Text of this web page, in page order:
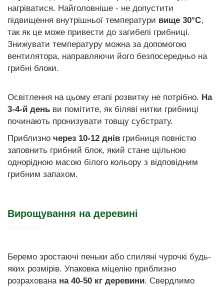
нагріватися. Найголовніше - не допустити
підвищення внутрішньої температури вище 30°С,
так як це може привести до загибелі грибниці.
Знижувати температуру можна за допомогою
вентилятора, направляючи його безпосередньо на
грибні блоки.
Освітлення на цьому етапі розвитку не потрібно. На
3-4-й день ви помітите, як біляві нитки грибниці
починають пронизувати товщу субстрату.
Приблизно через 10-12 днів грибниця повністю
заповнить грибний блок, який стане щільною
однорідною масою білого кольору з відповідним
грибним запахом.
Вирощування на деревині
Беремо зростаючі пеньки або спиляні чурочкі будь-
яких розмірів. Упаковка міцелію приблизно
розрахована на 40-50 кг деревини. Свердлимо